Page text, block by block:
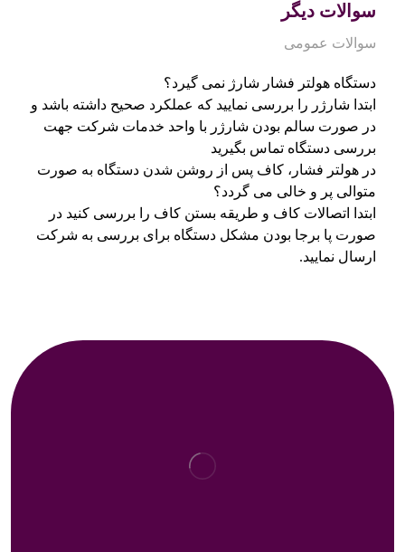
سوالات دیگر
سوالات عمومی
دستگاه هولتر فشار شارژ نمی گیرد؟
ابتدا شارژر را بررسی نمایید که عملکرد صحیح داشته باشد و
در صورت سالم بودن شارژر با واحد خدمات شرکت جهت
بررسی دستگاه تماس بگیرید
در هولتر فشار، کاف پس از روشن شدن دستگاه به صورت
متوالی پر و خالی می گردد؟
ابتدا اتصالات کاف و طریقه بستن کاف را بررسی کنید در
صورت پا برجا بودن مشکل دستگاه برای بررسی به شرکت
ارسال نمایید.